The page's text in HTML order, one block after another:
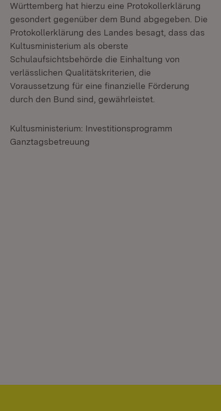
Württemberg hat hierzu eine Protokollerklärung
gesondert gegenüber dem Bund abgegeben. Die
Protokollerklärung des Landes besagt, dass das
Kultusministerium als oberste
Schulaufsichtsbehörde die Einhaltung von
verlässlichen Qualitätskriterien, die
Voraussetzung für eine finanzielle Förderung
durch den Bund sind, gewährleistet.
Kultusministerium: Investitionsprogramm
Ganztagsbetreuung